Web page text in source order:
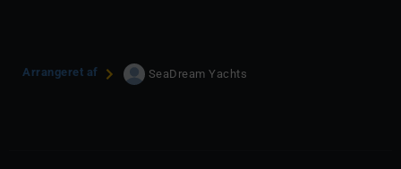
Arrangeret af SeaDream Yachts